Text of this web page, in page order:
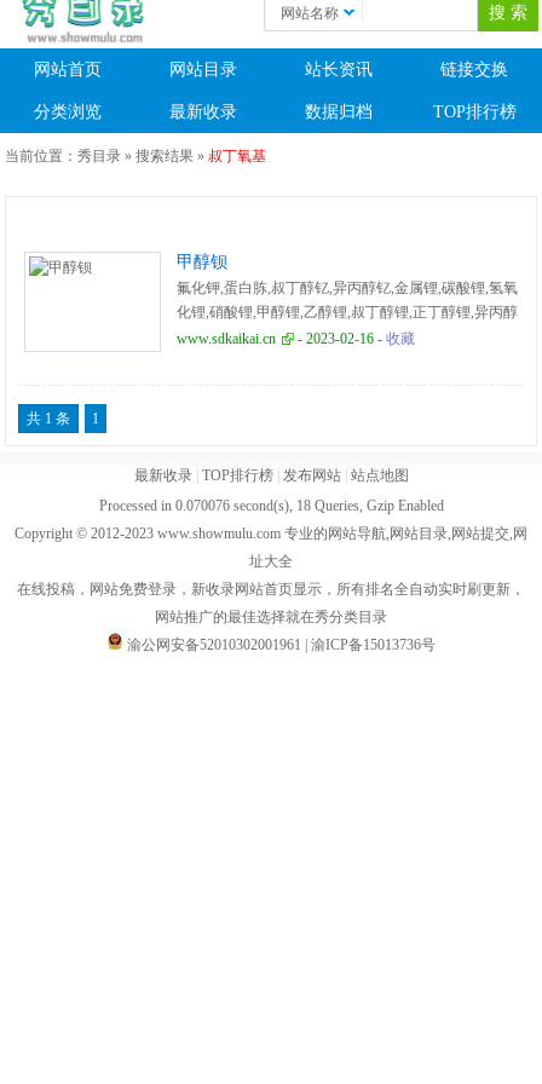
网站名称
网站首页 网站目录 站长资讯 链接交换
分类浏览 最新收录 数据归档 TOP排行榜
当前位置：秀目录 » 搜索结果 »叔丁氧基
甲醇钡
氟化钾,蛋白胨,叔丁醇钇,异丙醇钇,金属锂,碳酸锂,氢氧
化锂,硝酸锂,甲醇锂,乙醇锂,叔丁醇锂,正丁醇锂,异丙醇
锂,甲醇镁,乙醇镁,甲醇钡,叔丁醇镁,乙醇钡
www.sdkaikai.cn - 2023-02-16 - 收藏
共 1 条 1
最新收录| TOP排行榜| 发布网站| 站点地图
Processed in 0.070076 second(s), 18 Queries, Gzip Enabled
Copyright © 2012-2023 www.showmulu.com 专业的网站导航,网站目录,网站提交,网
址大全
在线投稿，网站免费登录，新收录网站首页显示，所有排名全自动实时刷更新，
网站推广的最佳选择就在秀分类目录
渝公网安备52010302001961
渝ICP备15013736号